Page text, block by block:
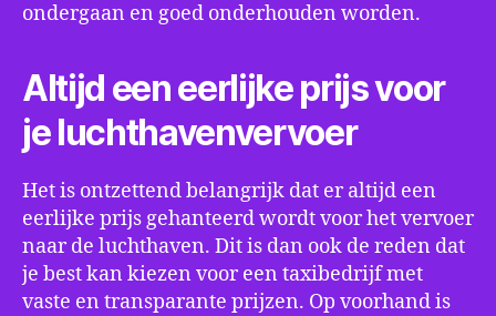
ondergaan en goed onderhouden worden.
Altijd een eerlijke prijs voor
je luchthavenvervoer
Het is ontzettend belangrijk dat er altijd een
eerlijke prijs gehanteerd wordt voor het vervoer
naar de luchthaven. Dit is dan ook de reden dat
je best kan kiezen voor een taxibedrijf met
vaste en transparante prijzen. Op voorhand is